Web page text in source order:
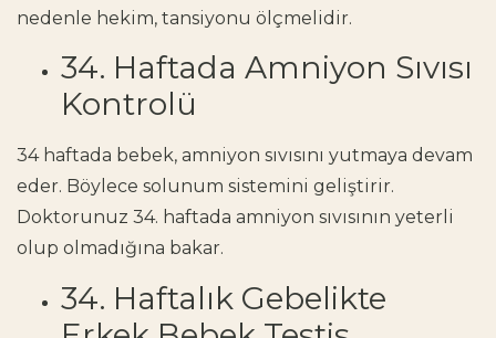
nedenle hekim, tansiyonu ölçmelidir.
34. Haftada Amniyon Sıvısı
Kontrolü
34 haftada bebek, amniyon sıvısını yutmaya devam
eder. Böylece solunum sistemini geliştirir.
Doktorunuz 34. haftada amniyon sıvısının yeterli
olup olmadığına bakar.
34. Haftalık Gebelikte